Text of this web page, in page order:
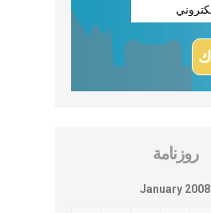
روزنامة
January 2008